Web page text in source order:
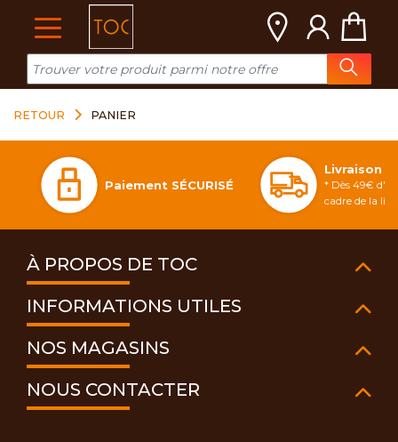
RETOUR PANIER
Paiement SÉCURISÉ
Livraison
* Dès 49€
cadre de la
À PROPOS DE TOC
INFORMATIONS UTILES
NOS MAGASINS
NOUS CONTACTER
Cookies management panel